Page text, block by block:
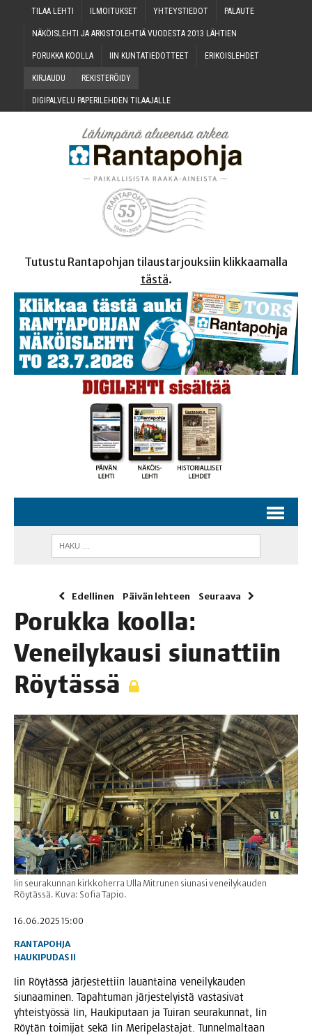
TILAA LEH­TI ILMOI­TUK­SET YHTEYS­TIE­DOT PALAU­TE
NÄKÖIS­LEH­TI JA ARKIS­TO­LEH­TIÄ VUO­DES­TA 2013 LÄHTIEN
PORUK­KA KOOLLA IIN KUN­TA­TIE­DOT­TEET ERI­KOIS­LEH­DET
KIR­JAU­DU REKIS­TE­RÖI­DY
DIGI­PAL­VE­LU PAPE­RI­LEH­DEN TILAAJALLE
Tutustu Rantapohjan tilaustarjouksiin klikkaamalla
tästä.
Edellinen Päivän lehteen Seuraava
Poruk­ka kool­la:
Venei­ly­kausi siu­nat­tiin
Röytässä
Iin seurakunnan kirkkoherra Ulla Mitrunen siunasi veneilykauden
Röytässä. Kuva: Sofia Tapio.
16.06.2025 15:00
RANTAPOHJA
HAUKIPUDAS II
Iin Röy­täs­sä jär­jes­tet­tiin lau­an­tai­na venei­ly­kau­den
siu­naa­mi­nen. Tapah­tu­man jär­jes­te­lyis­tä vas­ta­si­vat
yhteis­työs­sä Iin, Hau­ki­pu­taan ja Tui­ran seu­ra­kun­nat, Iin
Röy­tän toi­mi­jat sekä Iin Meri­pe­las­ta­jat. Tun­nel­mal­taan